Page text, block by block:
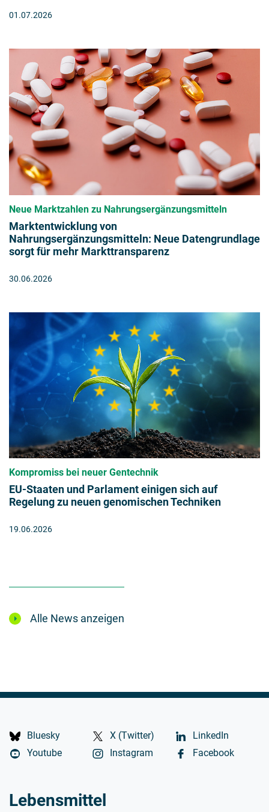
01.07.2026
Neue Marktzahlen zu Nahrungsergänzungsmitteln
Marktentwicklung von
Nahrungsergänzungsmitteln: Neue Datengrundlage
sorgt für mehr Markttransparenz
30.06.2026
Kompromiss bei neuer Gentechnik
EU-Staaten und Parlament einigen sich auf
Regelung zu neuen genomischen Techniken
19.06.2026
Alle News anzeigen
Bluesky X (Twitter)
LinkedIn
Youtube
Instagram Facebook
Lebensmittel